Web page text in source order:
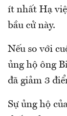
ít nhất Hạ
bầu cử này.
Nếu so với
ủng hộ ông
đã giảm 3
Sự ủng hộ